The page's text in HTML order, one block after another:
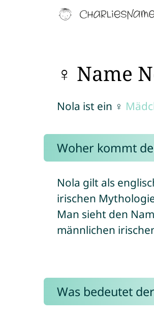
♀ Name
Nola ist ein ♀
Woher kommt
Nola gilt als
irischen
Man sieht den
männlichen
Was bedeutet